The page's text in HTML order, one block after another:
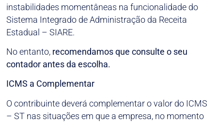
instabilidades momentâneas na funcionalidade do
Sistema Integrado de Administração da Receita
Estadual – SIARE.
No entanto, recomendamos que consulte o seu
contador antes da escolha.
ICMS a Complementar
O contribuinte deverá complementar o valor do ICMS
– ST nas situações em que a empresa, no momento